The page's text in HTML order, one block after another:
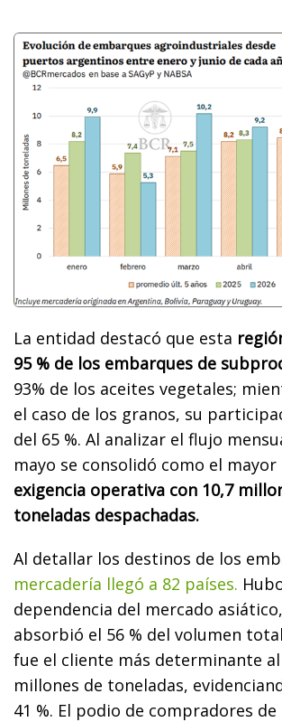
La entidad destacó que esta
95 % de los embarques de
93% de los aceites vegetales;
el caso de los granos, su
del 65 %. Al analizar el flujo
mayo se consolidó como el
exigencia operativa con 10,7
toneladas despachadas.
Al detallar los destinos de los
mercadería llegó a 82 países.
dependencia del mercado
absorbió el 56 % del volumen
fue el cliente más determinante
millones de toneladas,
41 %. El podio de compradores de